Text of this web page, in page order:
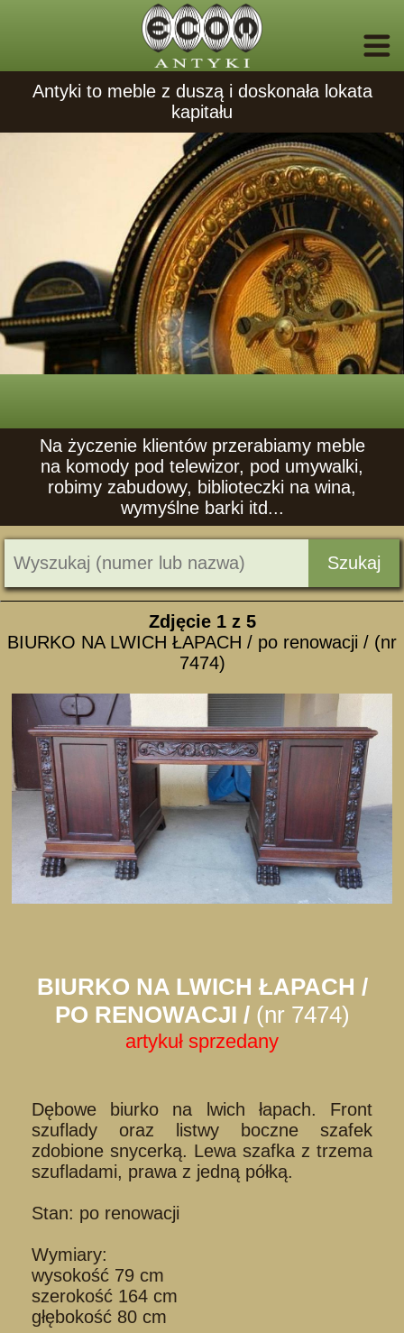
Antyki to meble z duszą i doskonała lokata
kapitału
Na życzenie klientów przerabiamy meble
na komody pod telewizor, pod umywalki,
robimy zabudowy, biblioteczki na wina,
wymyślne barki itd...
Szukaj
Zdjęcie 1z 5
BIURKO NA LWICH ŁAPACH / po renowacji / (nr
7474)
BIURKO NA LWICH ŁAPACH /
PO RENOWACJI / (nr 7474)
artykuł sprzedany
Dębowe biurko na lwich łapach. Front
szuflady oraz listwy boczne szafek
zdobione snycerką. Lewa szafka z trzema
szufladami, prawa z jedną półką.
Stan: po renowacji
Wymiary:
wysokość 79 cm
szerokość 164 cm
głębokość 80 cm